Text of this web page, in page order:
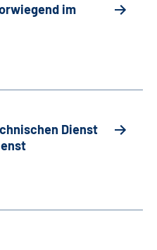
im
Dienst